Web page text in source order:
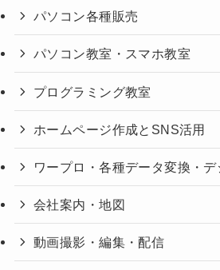
パソコン各種販売
パソコン教室・スマホ教室
プログラミング教室
ホームページ作成とSNS活用
ワープロ・各種データ変換・
会社案内・地図
動画撮影・編集・配信